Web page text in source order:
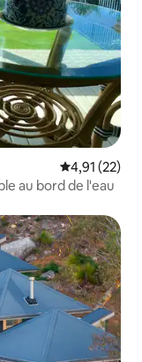
Évaluation
4,91 (22)
au bord de l'eau